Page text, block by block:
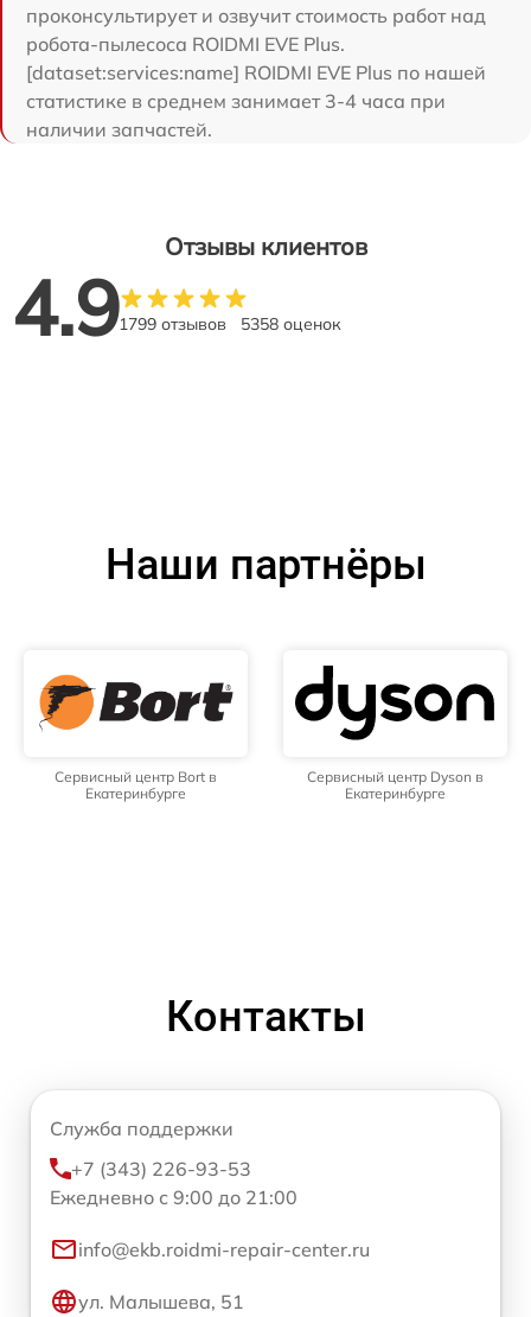
проконсультирует и озвучит стоимость работ над
робота-пылесоса ROIDMI EVE Plus.
[dataset:services:name] ROIDMI EVE Plus по нашей
статистике в среднем занимает 3-4 часа при
наличии запчастей.
Отзывы клиентов
4.91799 отзывов 5358 оценок
Наши партнёры
Сервисный центр Bort в
Екатеринбурге
Сервисный центр Dyson в
Екатеринбурге
Контакты
Служба поддержки
+7 (343) 226-93-53
Ежедневно с 9:00 до 21:00
info@ekb.roidmi-repair-center.ru
ул. Малышева, 51